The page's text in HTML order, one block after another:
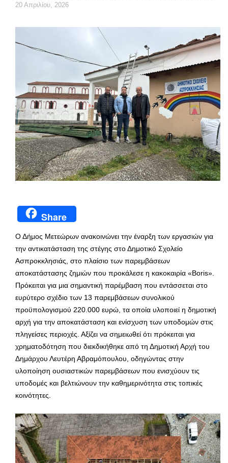
20 Απριλίου, 2026
Share
Ο Δήμος Μετεώρων ανακοινώνει την έναρξη των εργασιών για
την αντικατάσταση της στέγης στο Δημοτικό Σχολείο
Ασπροκκλησιάς, στο πλαίσιο των παρεμβάσεων
αποκατάστασης ζημιών που προκάλεσε η κακοκαιρία «Boris».
Πρόκειται για μια σημαντική παρέμβαση που εντάσσεται στο
ευρύτερο σχέδιο των 13 παρεμβάσεων συνολικού
προϋπολογισμού 220.000 ευρώ, τα οποία υλοποιεί η δημοτική
αρχή για την αποκατάσταση και ενίσχυση των υποδομών στις
πληγείσες περιοχές. Αξίζει να σημειωθεί ότι πρόκειται για
χρηματοδότηση που διεκδικήθηκε από τη Δημοτική Αρχή του
Δημάρχου Λευτέρη Αβραμόπουλου, οδηγώντας στην
υλοποίηση ουσιαστικών παρεμβάσεων που ενισχύουν τις
υποδομές και βελτιώνουν την καθημερινότητα στις τοπικές
κοινότητες.